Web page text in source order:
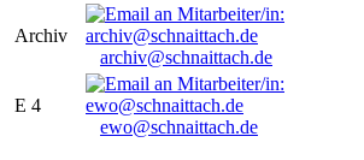
Archiv
archiv@schnaittach.de
E 4
ewo@schnaittach.de